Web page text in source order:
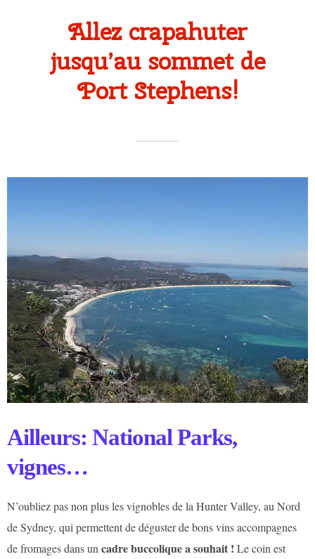
Allez crapahuter
jusqu’au sommet de
Port Stephens!
Ailleurs: National Parks,
vignes…
N’oubliez pas non plus les vignobles de la Hunter Valley, au Nord
de Sydney, qui permettent de déguster de bons vins accompagnes
de fromages dans un cadre buccolique a souhait ! Le coin est